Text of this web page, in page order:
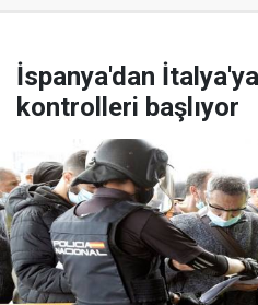
İspanya'dan
kontrolleri başlıyor